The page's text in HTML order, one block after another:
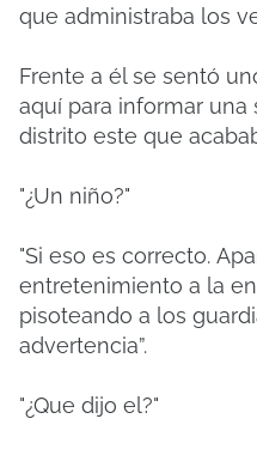
que administraba los
Frente a él se sentó
aquí para informar
distrito este que
"¿Un niño?"
"Si eso es correcto.
entretenimiento a la
pisoteando a los
advertencia”.
"¿Que dijo el?"